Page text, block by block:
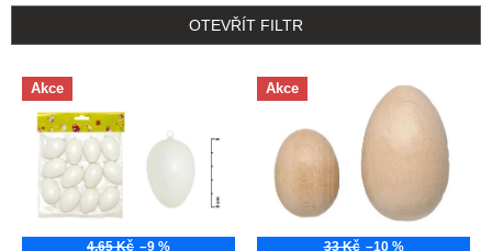
OTEVŘÍT FILTR
Výpis produktů
Akce
4,65 Kč –9 %
Akce
33 Kč –10 %